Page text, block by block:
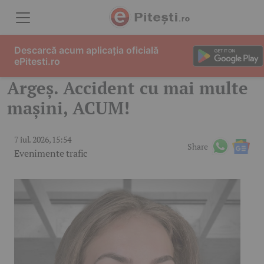
Argeș. Accident cu mai multe
mașini, ACUM!
7 iul. 2026, 15:54
Evenimente trafic
Share
Descarcă acum aplicația oficială
ePitesti.ro